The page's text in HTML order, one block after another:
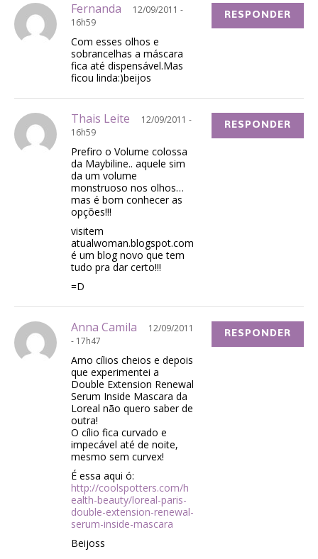
Fernanda
12/09/2011 -
16h59
Com esses olhos e
sobrancelhas a máscara
fica até dispensável.Mas
ficou linda:)beijos
RESPONDER
Thais Leite
12/09/2011 -
16h59
Prefiro o Volume colossa
da Maybiline.. aquele sim
da um volume
monstruoso nos olhos…
mas é bom conhecer as
opções!!!
visitem
atualwoman.blogspot.com
é um blog novo que tem
tudo pra dar certo!!!
=D
RESPONDER
Anna Camila
12/09/2011
- 17h47
Amo cílios cheios e depois
que experimentei a
Double Extension Renewal
Serum Inside Mascara da
Loreal não quero saber de
outra!
O cílio fica curvado e
impecável até de noite,
mesmo sem curvex!
É essa aqui ó:
http://coolspotters.com/h
ealth-beauty/loreal-paris-
double-extension-renewal-
serum-inside-mascara
Beijoss
RESPONDER